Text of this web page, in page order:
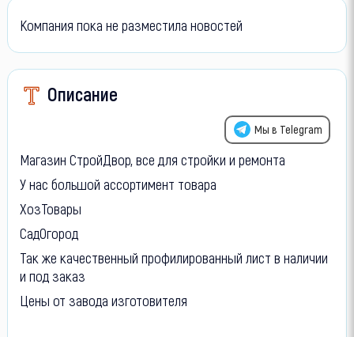
Компания пока не разместила новостей
Описание
Мы в Telegram
Магазин СтройДвор, все для стройки и ремонта
У нас большой ассортимент товара
ХозТовары
СадОгород
Так же качественный профилированный лист в наличии
и под заказ
Цены от завода изготовителя